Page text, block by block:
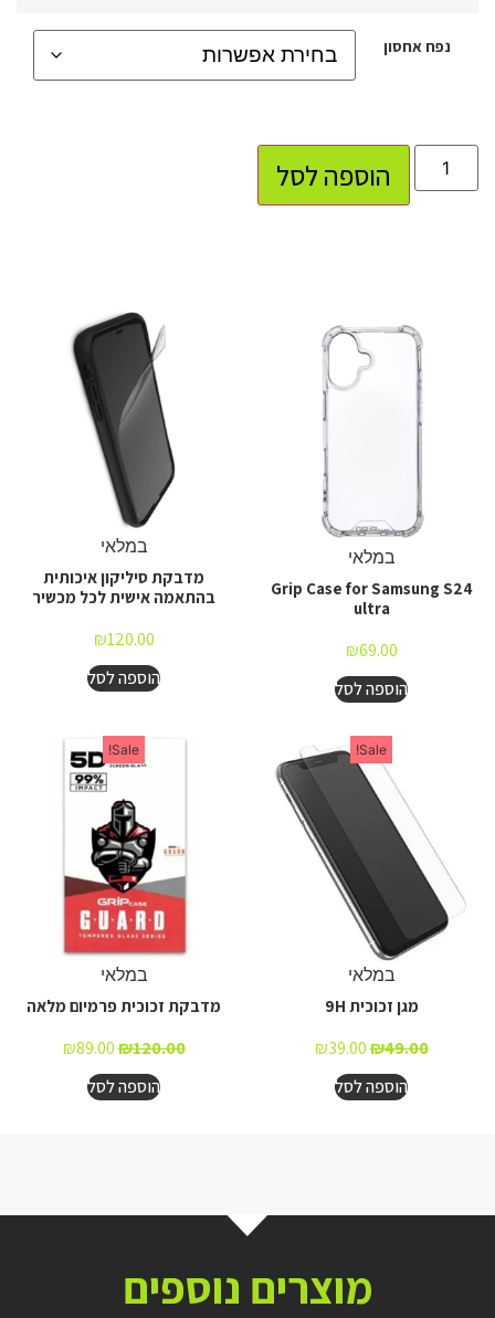
נפח אחסון
הוספה לסל
במלאי
Grip Case for Samsung S24
ultra
₪69.00
הוספה לסל
במלאי
מדבקת סיליקון איכותית
בהתאמה אישית לכל מכשיר
₪120.00
הוספה לסל
Sale!
במלאי
מגן זכוכית 9H
₪49.00
₪39.00
הוספה לסל
Sale!
במלאי
מדבקת זכוכית פרמיום מלאה
₪120.00
₪89.00
הוספה לסל
מוצרים נוספים